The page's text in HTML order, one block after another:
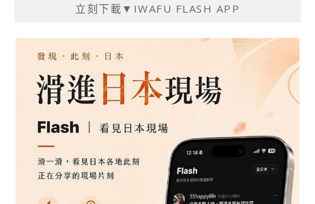
立刻下載▼IWAFU FLASH APP